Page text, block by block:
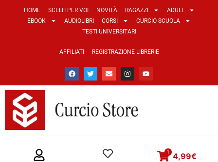
HOME SCELTI PER VOI NOVITÀ RAGAZZI
ADULT
EBOOK
AUDIOLIBRI CORSI
CURCIO SCUOLA
TESTI UNIVERSITARI
AFFILIATI REGISTRAZIONE LIBRERIE
4,99€
1